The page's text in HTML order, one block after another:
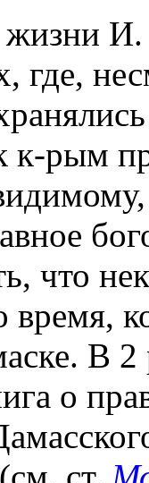
где,
к-рым
что
время,
В
о